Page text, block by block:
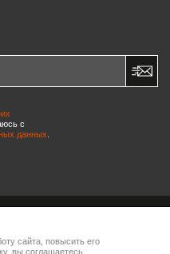
c
данных
собственностью компании, любое
сайта, повысить его
вы соглашаетесь